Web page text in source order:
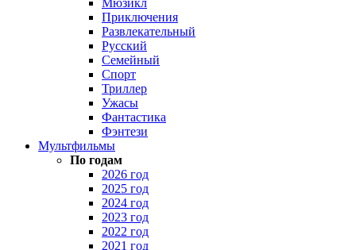
Мюзикл
Приключения
Развлекательный
Русский
Семейный
Спорт
Триллер
Ужасы
Фантастика
Фэнтези
Мультфильмы
По годам
2026 год
2025 год
2024 год
2023 год
2022 год
2021 год